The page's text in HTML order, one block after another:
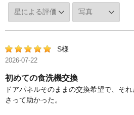
S様
2026-07-22
初めての食洗機交換
ドアパネルそのままの交換希望で、そ
さって助かった。